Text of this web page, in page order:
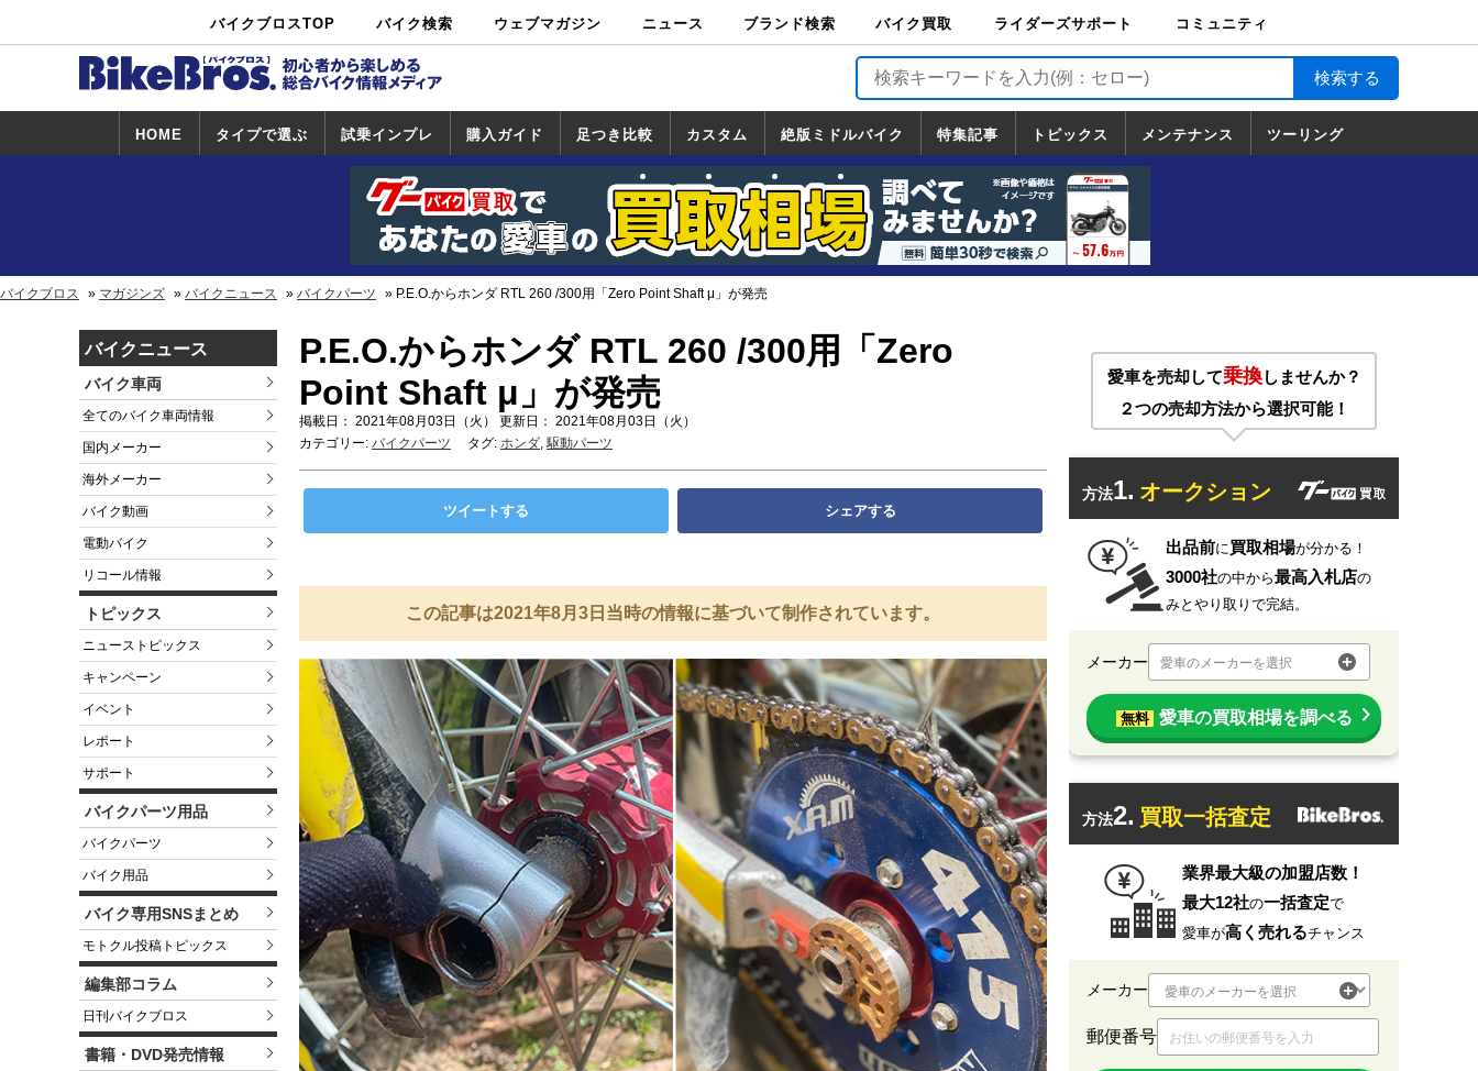
バイクブロスTOP バイク検索
中古バイ
ク・新車検
カタログ検
索
ショップ検
索
ウェブマガジン ニュース ブランド検索 バイク買取
バイク買取
ライダーズサポート
ライダーズサポート
TOP
バイク輸送
バイクガレージライ
フ
バイク車両保険
ロードサービス
バイク試乗
コミュニティ
HOME タイプで選ぶ 試乗インプレ
試乗インプレ
一覧
ホンダ
ヤマハ
スズキ
カワサキ
ハーレー
BMW
トライアンフ
ドゥカティ
購入ガイド
一覧
足つき比較 カスタム
カスタム
一覧
ホンダ
ヤマハ
スズキ
カワサキ
絶版ミドルバイク
絶版ミドルバイク
一覧
ホンダ
ヤマハ
スズキ
カワサキ
特集記事 トピックス
トピックス
一覧
ホンダ
ヤマハ
スズキ
カワサキ
ハーレーダ
ビッドソン
BMW
ドゥカティ
トライアン
フ
メンテナンス ツーリング
道の駅調査隊
ツーリング情報局
日本の道50選
国道めぐり
林道ツーリング
バイクブロス マガジンズ バイクニュース バイクパーツ P.E.O.からホンダ RTL 260 /300用「Zero Point Shaft μ」が発売
バイクニュース
バイク車両
全てのバイク車両情報
国内メーカー
海外メーカー
バイク動画
電動バイク
リコール情報
トピックス
ニューストピックス
キャンペーン
イベント
レポート
サポート
バイクパーツ用品
バイクパーツ
バイク用品
バイク専用SNSまとめ
モトクル投稿トピックス
編集部コラム
日刊バイクブロス
書籍・DVD発売情報
P.E.O.からホンダ RTL 260 /300用「Zero
Point Shaft μ」が発売
掲載日： 2021年08月03日（火） 更新日： 2021年08月03日（火）
カテゴリー: バイクパーツ タグ: ホンダ,駆動パーツ
ツイートする シェアする
この記事は2021年8月3日当時の情報に基づいて制作されています。
愛車を売却して乗換しませんか？
２つの売却方法から選択可能！
方法1. オークション
出品前に買取相場が分かる！
3000社の中から最高入札店の
みとやり取りで完結。
メーカー 愛車のメーカーを選択
無料 愛車の買取相場を調べる
方法2. 買取一括査定
業界最大級の加盟店数！
最大12社の一括査定で
愛車が高く売れるチャンス
メーカー
郵便番号